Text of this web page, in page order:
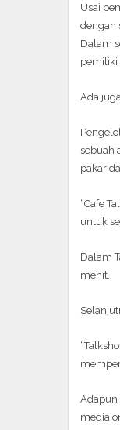
Usai
dengan
Dalam
pemiliki
Ada
sebuah
pakar
“Cafe
untuk
Dalam
menit.
Adapun
media